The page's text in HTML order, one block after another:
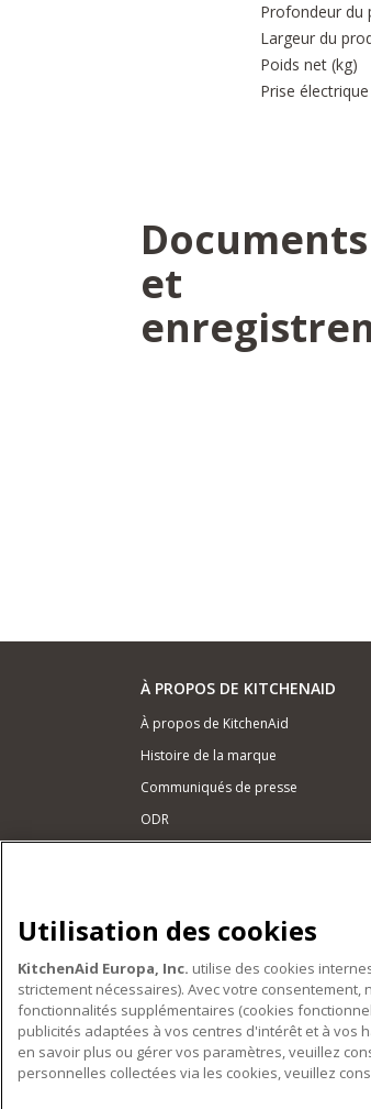
Profondeur du
Largeur du
Poids net (kg)
Prise électrique
Documents
et
À PROPOS DE KITCHENAID
À propos de KitchenAid
Histoire de la marque
Communiqués de presse
ODR
Matériel de cuisine
Accessoires
©2022 Tous droits réservés.
Utilisation des cookies
KitchenAid Europa, Inc. utilise des cookies
strictement nécessaires). Avec votre
fonctionnalités supplémentaires (cookies
publicités adaptées à vos centres d'intérêt et à vos
en savoir plus ou gérer vos paramètres, veuillez
personnelles collectées via les cookies, veuillez